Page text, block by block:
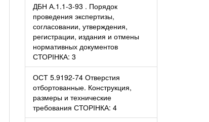
ДБН А.1.1-3-93 . Порядок
проведения экспертизы,
согласовании, утверждения,
регистрации, издания и отмены
нормативных документов
СТОРІНКА: 3
ОСТ 5.9192-74 Отверстия
отбортованные. Конструкция,
размеры и технические
требования СТОРІНКА: 4